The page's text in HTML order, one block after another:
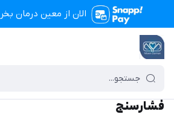
الان از معین درمان
تجهیزات پزشکی معین درمان
فشارسنج